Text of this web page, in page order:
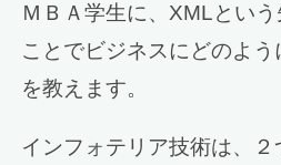
ＭＢＡ学生に、XMLとい
ことでビジネスにどのよ
を教えます。
インフォテリア技術は、２